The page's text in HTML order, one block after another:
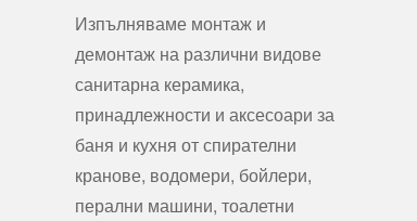
Изпълняваме монтаж и
демонтаж на различни видове
санитарна керамика,
принадлежности и аксесоари за
баня и кухня от спирателни
кранове, водомери, бойлери,
перални машини, тоалетни